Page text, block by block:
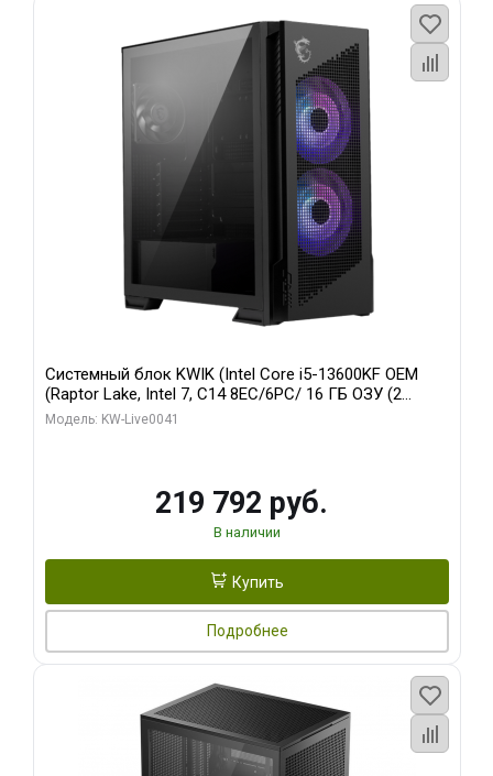
Системный блок KWIK (Intel Core i5-13600KF OEM
(Raptor Lake, Intel 7, C14 8EC/6PC/ 16 ГБ ОЗУ (2
модуля)/ Palit RTX5080 GAMINGPRO OC 16GB GDDR7
Модель: KW-Live0041
219 792 руб.
В наличии
Купить
Подробнее